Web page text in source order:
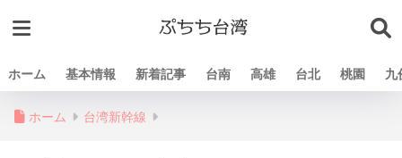
ホーム 基本情報 新着記事 台南 高雄 台北 桃園 九
ホーム 台湾新幹線